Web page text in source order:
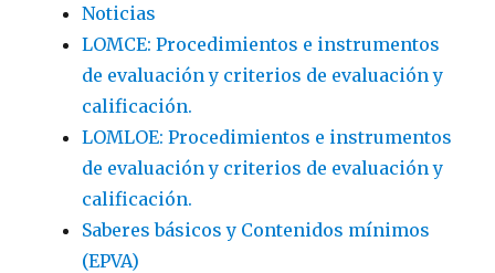
Noticias
LOMCE: Procedimientos e instrumentos
de evaluación y criterios de evaluación y
calificación.
LOMLOE: Procedimientos e instrumentos
de evaluación y criterios de evaluación y
calificación.
Saberes básicos y Contenidos mínimos
(EPVA)